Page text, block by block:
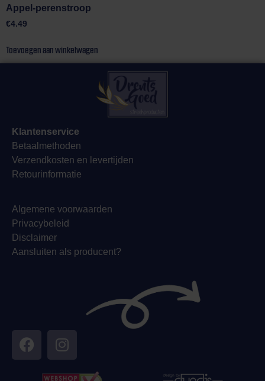
Appel-perenstroop
€4.49
Toevoegen aan winkelwagen
Klantenservice
Betaalmethoden
Verzendkosten en levertijden
Retourinformatie
Algemene voorwaarden
Privacybeleid
Disclaimer
Aansluiten als producent?